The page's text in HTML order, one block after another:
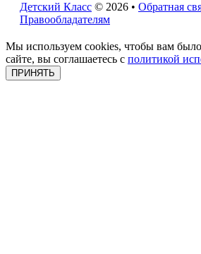
Детский Класс © 2026 • Обратная
Правообладателям
Мы используем cookies, чтобы вам было
сайте, вы соглашаетесь с политикой
ПРИНЯТЬ